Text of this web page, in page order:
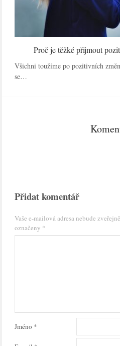
Proč je těžké přijmout
Všichni toužíme po pozitivních
se…
Přidat komentář
Vaše e-mailová adresa nebude
označeny *
Jméno *